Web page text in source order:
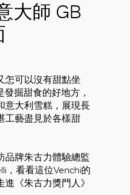
大師 GB
怎可以沒有甜點坐
發掘甜食的好地方，
意大利雪糕，展現長
工藝盡見於各樣甜
品牌朱古力體驗總監
，看看這位Venchi的
《朱古力獎門人》